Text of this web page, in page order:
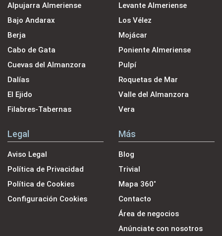
Alpujarra Almeriense
Bajo Andarax
Berja
Cabo de Gata
Cuevas del Almanzora
Dalías
El Ejido
Filabres-Tabernas
Levante Almeriense
Los Vélez
Mojácar
Poniente Almeriense
Pulpí
Roquetas de Mar
Valle del Almanzora
Vera
Legal
Aviso Legal
Política de Privacidad
Política de Cookies
Configuración Cookies
Más
Blog
Trivial
Mapa 360˚
Contacto
Área de negocios
Anúnciate con nosotros